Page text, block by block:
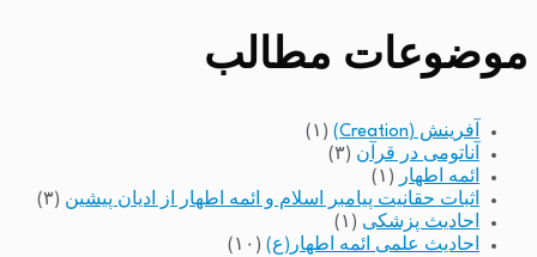
موضوعات مطالب
آفرینش (Creation)
(۱)
آناتومی در قرآن (۳)
ائمه اطهار
(۱)
اثبات حقانیت پیامبر اسلام و ائمه اطهار از ادیان پیشین (۳)
احادیث پزشکی (۱)
احادیث علمی ائمه اطهار(ع) (۱۰)